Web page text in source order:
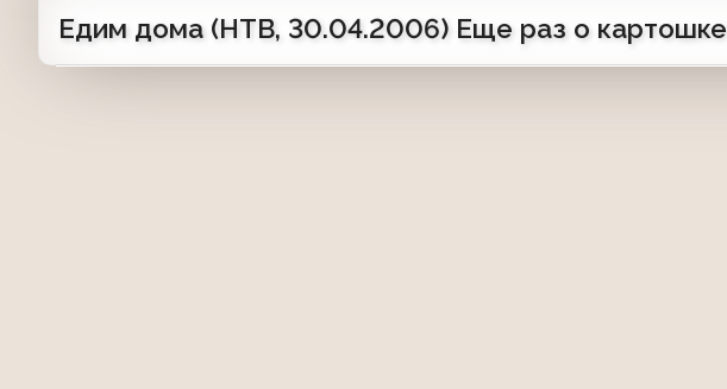
Едим дома (НТВ, 30.04.2006) Еще раз о картошке